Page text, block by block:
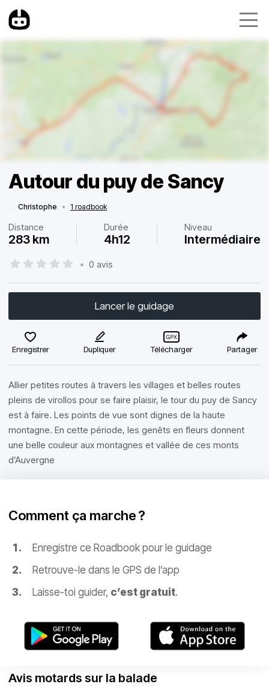
Autour du puy de Sancy
Christophe • 1 roadbook
Distance
283 km
Durée
4h12
Niveau
Intermédiaire
• 0 avis
Lancer le guidage
Enregistrer Dupliquer Télécharger Partager
Allier petites routes à travers les villages et belles routes
pleins de virollos pour se faire plaisir, le tour du puy de Sancy
est à faire. Les points de vue sont dignes de la haute
montagne. En cette période, les genêts en fleurs donnent
une belle couleur aux montagnes et vallée de ces monts
d’Auvergne
Comment ça marche ?
Enregistre ce Roadbook pour le guidage
Retrouve-le dans le GPS de l’app
Laisse-toi guider, c’est gratuit.
Avis motards sur la balade